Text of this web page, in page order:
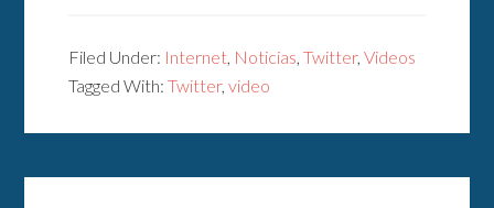
Filed Under: Internet, Noticias,Twitter,Videos
Tagged With:Twitter,video